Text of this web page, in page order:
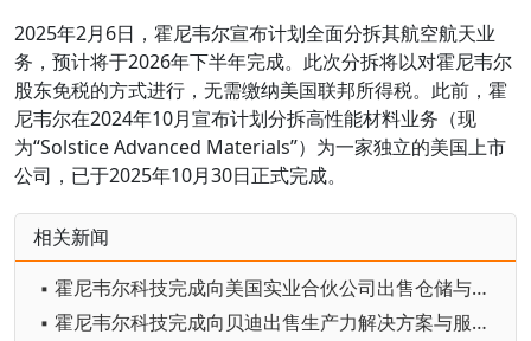
2025年2月6日，霍尼韦尔宣布计划全面分拆其航空航天业
务，预计将于2026年下半年完成。此次分拆将以对霍尼韦尔
股东免税的方式进行，无需缴纳美国联邦所得税。此前，霍
尼韦尔在2024年10月宣布计划分拆高性能材料业务（现
为“Solstice Advanced Materials”）为一家独立的美国上市
公司，已于2025年10月30日正式完成。
相关新闻
▪ 霍尼韦尔科技完成向美国实业合伙公司出售仓储与工作流解决方案业务
▪ 霍尼韦尔科技完成向贝迪出售生产力解决方案与服务业务